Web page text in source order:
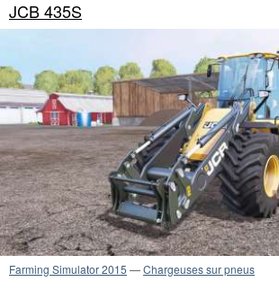
JCB 435S
Farming Simulator 2015 —Chargeuses sur pneus